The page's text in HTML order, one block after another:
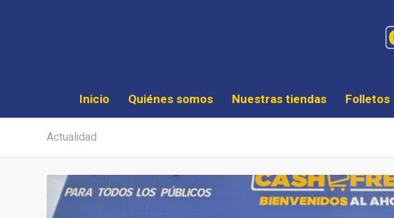
Inicio Quiénes somos Nuestras tiendas Folletos
Actualidad